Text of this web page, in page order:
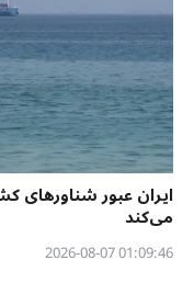
ایران عبور شناورهای
می‌کند
01:09:46 2026-08-07